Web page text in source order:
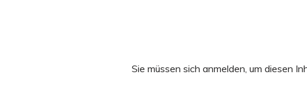
Sie müssen sich anmelden, um diesen